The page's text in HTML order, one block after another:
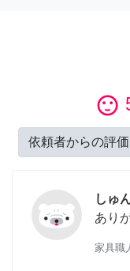
sentiment_satisfied
依頼者からの評価
しゅ
あり
家具職